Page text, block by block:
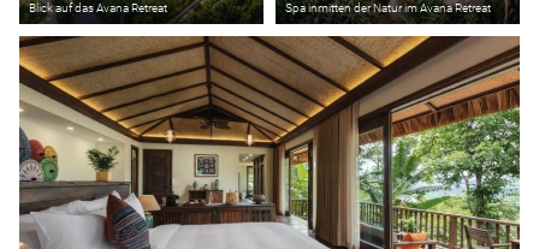
Blick auf das Avana Retreat Spa inmitten der Natur im Avana Retreat